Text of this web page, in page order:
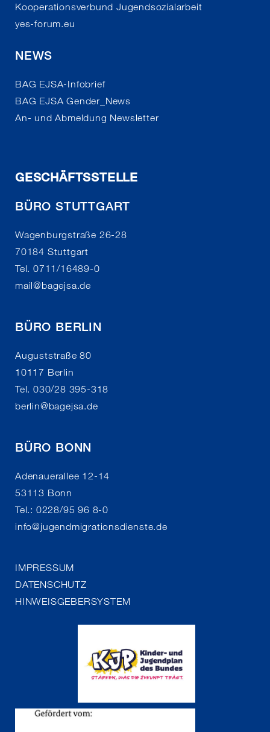
Kooperationsverbund Jugendsozialarbeit
yes-forum.eu
NEWS
BAG EJSA-Infobrief
BAG EJSA Gender_News
An- und Abmeldung Newsletter
GESCHÄFTSSTELLE
BÜRO STUTTGART
Wagenburgstraße 26-28
70184 Stuttgart
Tel. 0711/16489-0
mail@bagejsa.de
BÜRO BERLIN
Auguststraße 80
10117 Berlin
Tel. 030/28 395-318
berlin@bagejsa.de
BÜRO BONN
Adenauerallee 12-14
53113 Bonn
Tel.: 0228/95 96 8-0
info@jugendmigrationsdienste.de
IMPRESSUM
DATENSCHUTZ
HINWEISGEBERSYSTEM